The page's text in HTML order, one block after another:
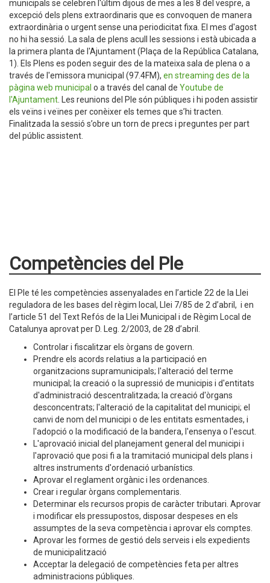
municipals se celebren l'últim dijous de mes a les 8 del vespre, a
excepció dels plens extraordinaris que es convoquen de manera
extraordinària o urgent sense una periodicitat fixa. El mes d'agost
no hi ha sessió. La sala de plens acull les sessions i està ubicada a
la primera planta de l'Ajuntament (Plaça de la República Catalana,
1). Els Plens es poden seguir des de la mateixa sala de plena o a
través de l'emissora municipal (97.4FM), en streaming des de la
pàgina web municipal o a través del canal de Youtube de
l'Ajuntament . Les reunions del Ple són públiques i hi poden assistir
els veïns i veïnes per conèixer els temes que s’hi tracten.
Finalitzada la sessió s’obre un torn de precs i preguntes per part
del públic assistent.
Competències del Ple
El Ple té les competències assenyalades en l’article 22 de la Llei
reguladora de les bases del règim local, Llei 7/85 de 2 d’abril, i en
l’article 51 del Text Refós de la Llei Municipal i de Règim Local de
Catalunya aprovat per D. Leg. 2/2003, de 28 d’abril.
Controlar i fiscalitzar els òrgans de govern.
Prendre els acords relatius a la participació en
organitzacions supramunicipals; l'alteració del terme
municipal; la creació o la supressió de municipis i d'entitats
d'administració descentralitzada; la creació d'òrgans
desconcentrats; l'alteració de la capitalitat del municipi; el
canvi de nom del municipi o de les entitats esmentades, i
l'adopció o la modificació de la bandera, l'ensenya o l'escut.
L'aprovació inicial del planejament general del municipi i
l'aprovació que posi fi a la tramitació municipal dels plans i
altres instruments d'ordenació urbanístics.
Aprovar el reglament orgànic i les ordenances.
Crear i regular òrgans complementaris.
Determinar els recursos propis de caràcter tributari. Aprovar
i modificar els pressupostos, disposar despeses en els
assumptes de la seva competència i aprovar els comptes.
Aprovar les formes de gestió dels serveis i els expedients
de municipalització
Acceptar la delegació de competències feta per altres
administracions públiques.